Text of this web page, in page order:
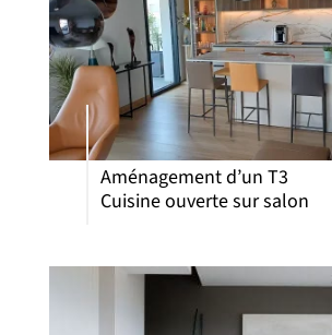
Aménagement d’un T3
Cuisine ouverte sur salon